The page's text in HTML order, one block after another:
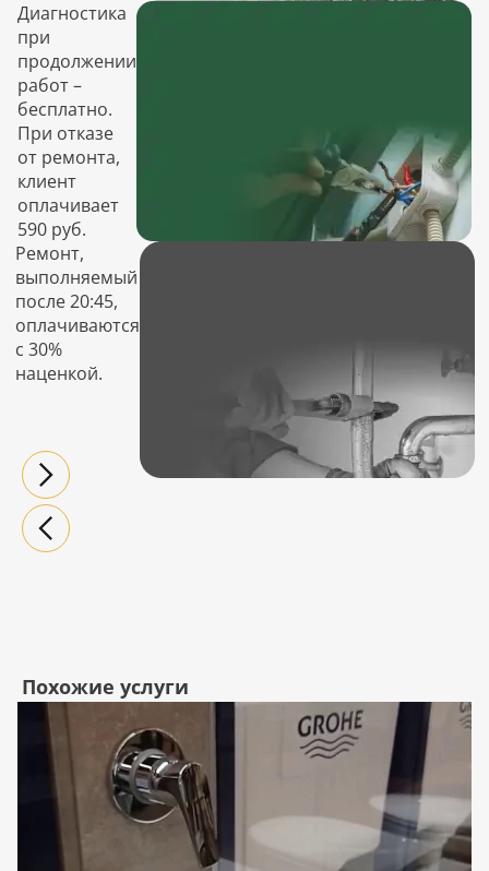
Диагностика
при
продолжении
работ –
бесплатно.
При отказе
от ремонта,
клиент
оплачивает
590 руб.
Ремонт,
выполняемый
после 20:45,
оплачиваются
с 30%
наценкой.
Похожие услуги